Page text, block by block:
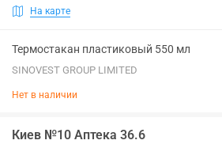
На карте
Термостакан пластиковый 550 мл
SINOVEST GROUP LIMITED
Нет в наличии
Киев №10 Аптека 36.6